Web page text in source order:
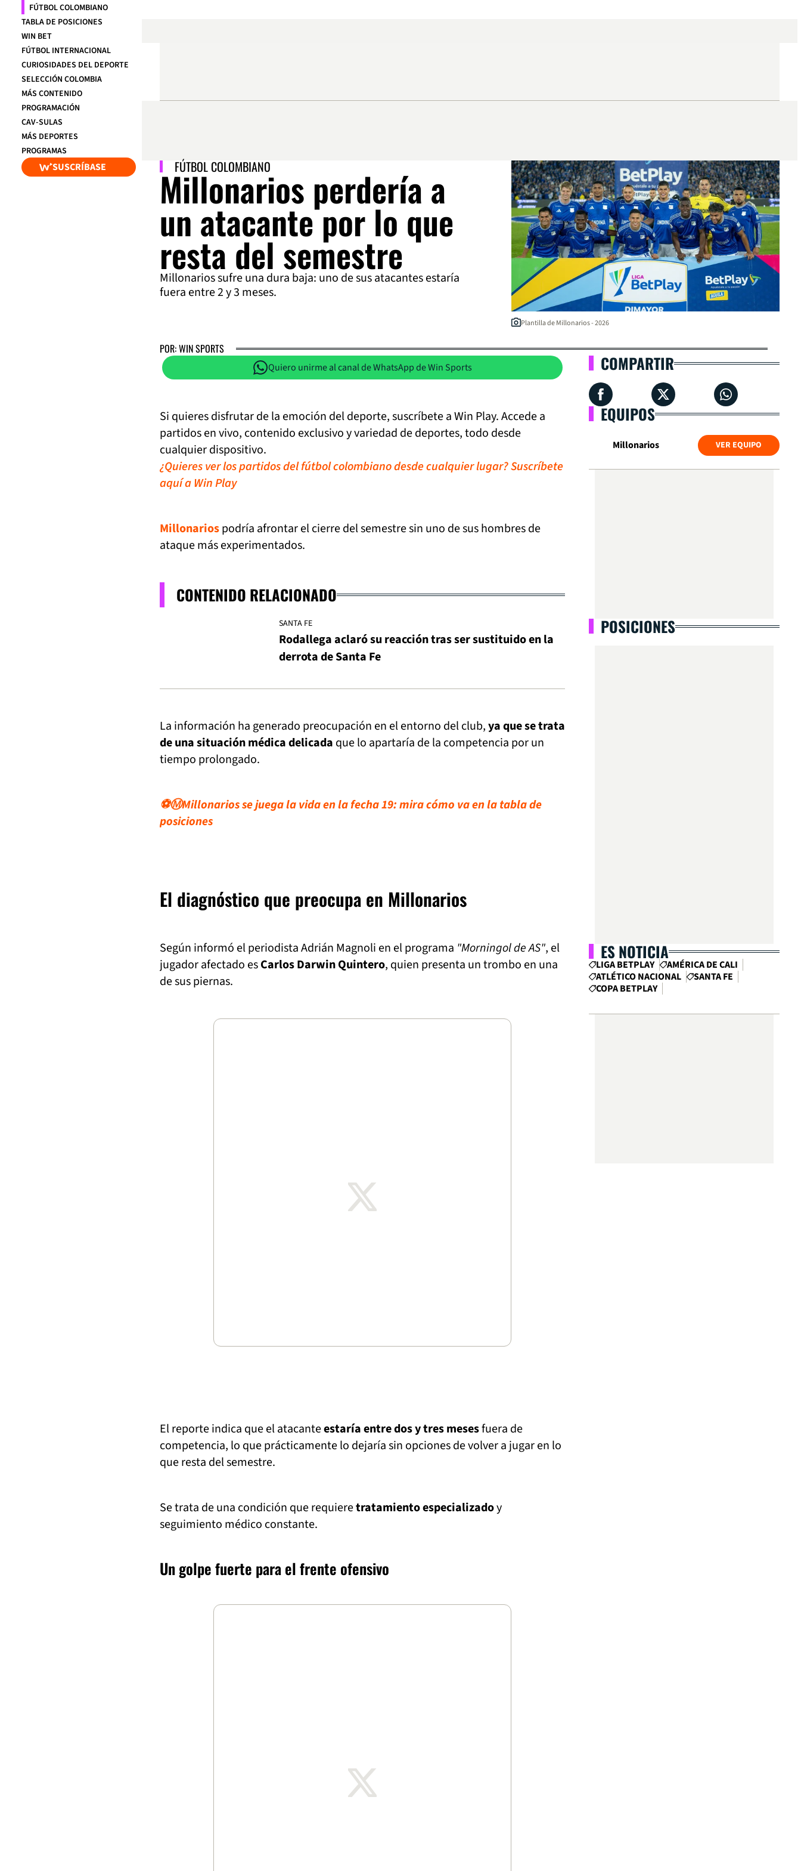
FÚTBOL COLOMBIANO
TABLA DE POSICIONES
WIN BET
FÚTBOL INTERNACIONAL
CURIOSIDADES DEL DEPORTE
SELECCIÓN COLOMBIA
MÁS CONTENIDO
PROGRAMACIÓN
CAV-SULAS
MÁS DEPORTES
PROGRAMAS
SUSCRÍBASE FÚTBOL COLOMBIANO
Millonarios perdería a
un atacante por lo que
resta del semestre
Millonarios sufre una dura baja: uno de sus atacantes estaría
fuera entre 2 y 3 meses.
Plantilla de Millonarios - 2026
POR: WIN SPORTS
Quiero unirme al canal de WhatsApp de Win Sports
Si quieres disfrutar de la emoción del deporte, suscríbete a Win Play. Accede a
partidos en vivo, contenido exclusivo y variedad de deportes, todo desde
cualquier dispositivo.
¿Quieres ver los partidos del fútbol colombiano desde cualquier lugar? Suscríbete
aquí a Win Play
Millonariospodría afrontar el cierre del semestre sin uno de sus hombres de
ataque más experimentados.
CONTENIDO RELACIONADO
SANTA FE
Rodallega aclaró su reacción tras ser sustituido en la
derrota de Santa Fe
La información ha generado preocupación en el entorno del club,ya que se trata
de una situación médica delicada que lo apartaría de la competencia por un
tiempo prolongado.
⚽Ⓜ️Millonarios se juega la vida en la fecha 19: mira cómo va en la tabla de
posiciones
El diagnóstico que preocupa en Millonarios
Según informó el periodista Adrián Magnoli en el programa "Morningol de AS", el
jugador afectado esCarlos Darwin Quintero, quien presenta un trombo en una
de sus piernas.
El reporte indica que el atacanteestaría entre dos y tres mesesfuera de
competencia, lo que prácticamente lo dejaría sin opciones de volver a jugar en lo
que resta del semestre.
Se trata de una condición que requieretratamiento especializadoy
seguimiento médico constante.
Un golpe fuerte para el frente ofensivo
COMPARTIR
EQUIPOS
Millonarios VER EQUIPO
POSICIONES
ES NOTICIA
LIGA BETPLAY
AMÉRICA DE CALI
ATLÉTICO NACIONAL
SANTA FE
COPA BETPLAY